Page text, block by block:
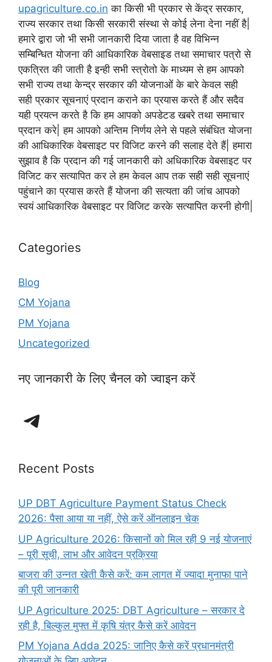
upagriculture.co.in का किसी भी प्रकार से केंद्र सरकार,
राज्य सरकार तथा किसी सरकारी संस्था से कोई लेना देना नहीं है|
हमारे द्वारा जो भी सभी जानकारी दिया जाता है वह विभिन्न
सम्बिन्धित योजना की आधिकारिक वेबसाइड तथा समाचार पत्रो से
एकत्रित की जाती है इन्ही सभी स्त्रोतो के माध्यम से हम आपको
सभी राज्य तथा केन्द्र सरकार की योजनाओं के बारे केवल सही
सही प्रकार सूचनाएं प्रदान कराने का प्रयास करते हैं और सदैव
यही प्रयत्न करते है कि हम आपको अपडेटड खबरे तथा समाचार
प्रदान करे| हम आपको अन्तिम निर्णय लेने से पहले संबंधित योजना
की आधिकारिक वेबसाइट पर विजिट करने की सलाह देते हैं| हमारा
सुझाव है कि प्रदान की गई जानकारी को अधिकारिक वेबसाइट पर
विजिट कर सत्यापित कर ले हम केवल आप तक सही सही सूचनाएं
पहुंचाने का प्रयास करते हैं योजना की सत्यता की जांच आपको
स्वयं आधिकारिक वेबसाइट पर विजिट करके सत्यापित करनी होगी|
Categories
Blog
CM Yojana
PM Yojana
Uncategorized
नए जानकारी के लिए चैनल को ज्वाइन करें
Telegram
Recent Posts
UP DBT Agriculture Payment Status Check
2026: पैसा आया या नहीं, ऐसे करें ऑनलाइन चेक
UP Agriculture 2026: किसानों को मिल रही 9 नई योजनाएं
– पूरी सूची, लाभ और आवेदन प्रक्रिया
बाजरा की उन्नत खेती कैसे करें: कम लागत में ज्यादा मुनाफा पाने
की पूरी जानकारी
UP Agriculture 2025: DBT Agriculture – सरकार दे
रही है, बिल्कुल मुफ्त में कृषि यंत्र कैसे करें आवेदन
PM Yojana Adda 2025: जानिए कैसे करें प्रधानमंत्री